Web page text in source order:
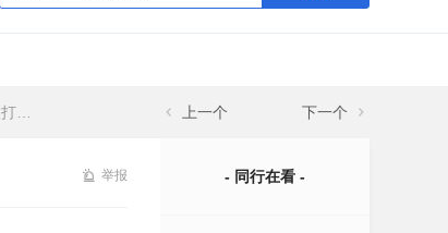
上一个 下一个
举报 - 同行在看 -